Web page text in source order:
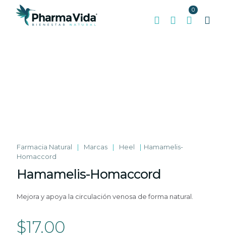
0
Farmacia Natural | Marcas | Heel | Hamamelis-
Homaccord
Hamamelis-Homaccord
Mejora y apoya la circulación venosa de forma natural.
$17.00